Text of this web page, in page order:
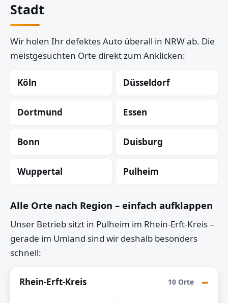
Stadt
Wir holen Ihr defektes Auto überall in NRW ab. Die
meistgesuchten Orte direkt zum Anklicken:
Köln Düsseldorf
Dortmund Essen
Bonn Duisburg
Wuppertal Pulheim
Alle Orte nach Region – einfach aufklappen
Unser Betrieb sitzt in Pulheim im Rhein-Erft-Kreis –
gerade im Umland sind wir deshalb besonders
schnell:
Rhein-Erft-Kreis 10 Orte